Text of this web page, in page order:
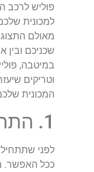
פוליש לרכב
למכונית
מאולם
שכניכם
במיטבה,
וטריקים
המכונית
1. התחילו עם מכונית נקייה
לפני
ככל האפשר.